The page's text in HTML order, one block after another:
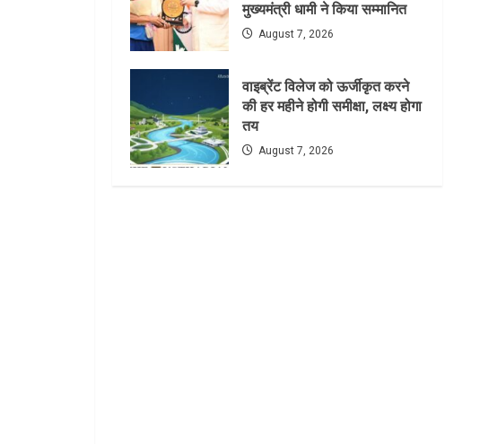
मुख्यमंत्री धामी ने किया सम्मानित
August 7, 2026
वाइब्रेंट विलेज को ऊर्जीकृत करने
की हर महीने होगी समीक्षा, लक्ष्य होगा
तय
August 7, 2026